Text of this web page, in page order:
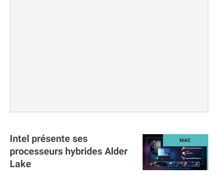
Intel présente ses
processeurs hybrides Alder
Lake